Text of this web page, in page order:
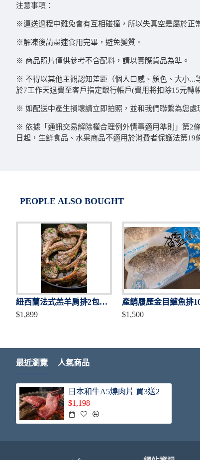
注意事項：
※運送過程中難免會有互相碰撞，所以失真空是屬於正
※解凍後請盡速食用完畢，避免變質。
※ 商品照片僅供參考不含配料，請以實際貨品為準。
※ 不得以其他主觀認知差距（個人口感、顏色、大小...
於7工作天退費至客戶指定銀行帳戶(費用將扣除15元轉
※ 如配送中產生損壞請立即拍照，並和我們聯繫為您處
※ 依據「通訊交易解除權合理例外情事適用準則」第2
日起，生鮮食品、水果商品不適用於消費者保護法第19
PEOPLE ALSO BOUGHT
紐西蘭法式羔羊肩排2包入(重量:600-650g)
$1,899
產銷履歷金目鱸魚排
$1,500
最近瀏覽 人氣商品
日本和牛A5燒肉片 買3送2
$1,198